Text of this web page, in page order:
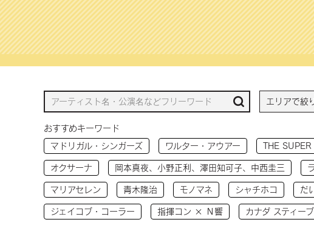
おすすめキーワード
マドリガル・シンガーズ
ワルター・アウアー THE
オクサーナ 岡本真夜、小野正利、澤田知可子、中西圭三
マリアセレン 青木隆治 モノマネ シャチホコ だ
ジェイコブ・コーラー 指揮コン × Ｎ響 カナダ スティー